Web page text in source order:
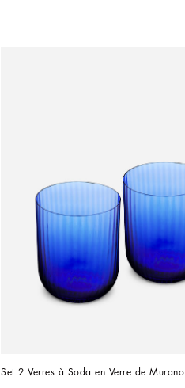
Set 2 Verres à Soda en Verre de Murano